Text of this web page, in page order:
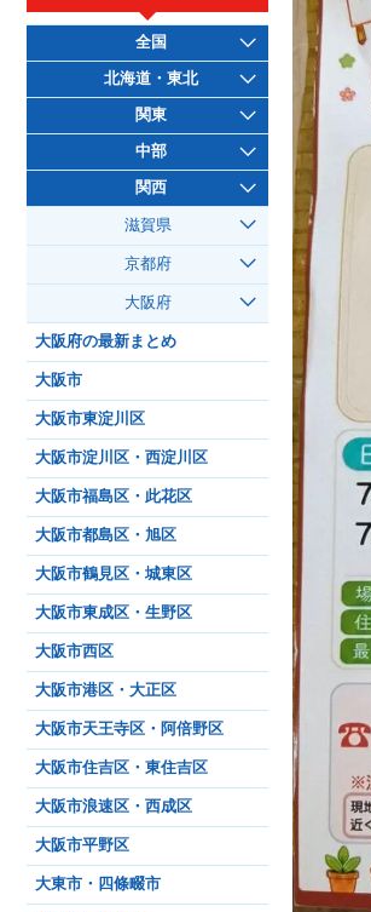
全国
北海道・東北
関東
中部
関西
滋賀県
京都府
大阪府
大阪府の最新まとめ
大阪市
大阪市東淀川区
大阪市淀川区・西淀川区
大阪市福島区・此花区
大阪市都島区・旭区
大阪市鶴見区・城東区
大阪市東成区・生野区
大阪市西区
大阪市港区・大正区
大阪市天王寺区・阿倍野区
大阪市住吉区・東住吉区
大阪市浪速区・西成区
大阪市平野区
大東市・四條畷市